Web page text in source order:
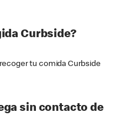
Curbside?
tu comida Curbside
sin contacto de